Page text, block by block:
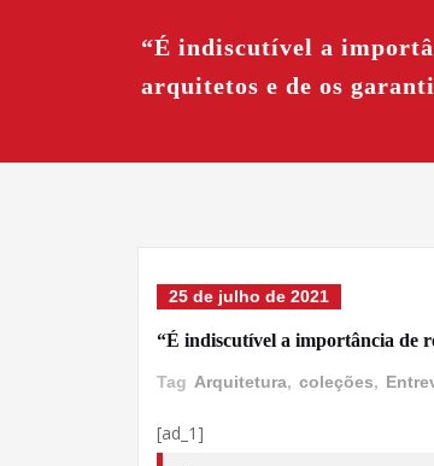
“É indiscutível a
arquitetos e de os
25 de julho de 2021
“É indiscutível a importância de
Tag Arquitetura, coleções,
[ad_1]